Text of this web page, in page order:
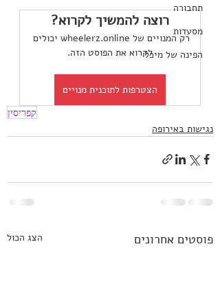
תחבורה
מסעדות
הפינה של מיכל
רוצה להמשיך לקרוא?
רק המנויים של wheelerz.online יכולים
לקרוא את הפוסט הזה.
הצטרפות לתוכנית מנויים
קפריסין
נגישות באירופה
פוסטים אחרונים הצג הכול